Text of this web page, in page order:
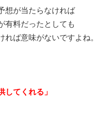
想が当たらなければ
有料だったとしても
れば意味がないですよね。
してくれる」